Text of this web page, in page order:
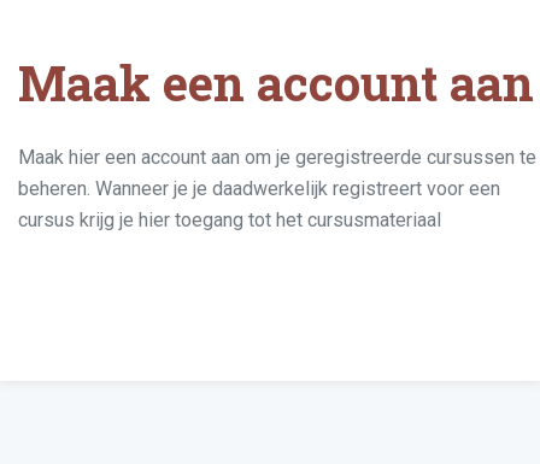
Maak een account aan
Maak hier een account aan om je geregistreerde cursussen te
beheren. Wanneer je je daadwerkelijk registreert voor een
cursus krijg je hier toegang tot het cursusmateriaal